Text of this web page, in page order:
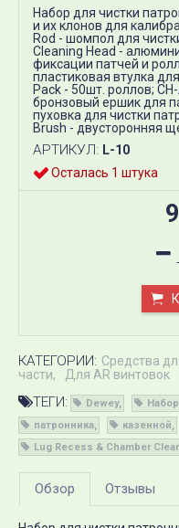
Набор для чистки
и их клонов для
Rod - шомпол для
Cleaning Head -
фиксации патчей и
пластиковая втулка
Pack - 50шт. роллов;
бронзовый ершик для
пуховка для чистки
Brush - двусторонняя
АРТИКУЛ: L-10
Осталась 1 штука
КАТЕГОРИИ: Средства
части
Для AR винтовок
ТЕГИ: Dewey Набор
патронника
казенной
Lug Recess & Chamber
Обзор Отзывы